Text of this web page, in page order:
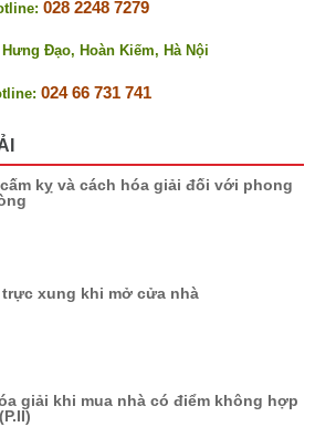
028 2248 7279
Hưng Đạo, Hoàn Kiếm, Hà Nội
024 66 731 741
kỵ và cách hóa giải đối với phong
xung khi mở cửa nhà
giải khi mua nhà có điểm không hợp